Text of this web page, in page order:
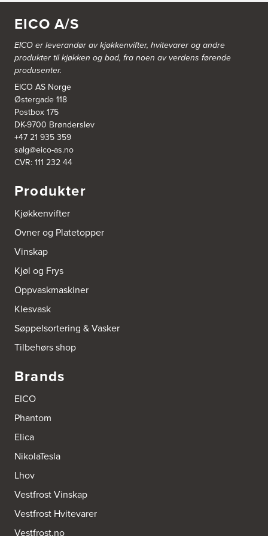
Sentrumsvn. 4
8920 Sømna
Tel.:75-009700
http://www.interiormesteren.no
Bodø Interiør
Petter Engensvei 7
Kjøkkenhuset Bodø A/S
8071 Bodø
Tel.:75522430
https://www.bodointerior.no/
Bodø Kjøkkensenter AS
Studio Sigdal Bodø
8006 Bodø
Tel.:
75-500250
Boform Kjøkken Oslo AS
Thomas Heftyes Gate 41
Tel.:95992151
Industrigata 17
3414 Lierstranda
Tel.:90878233
Postboks 213
Tel.:
Bonaparte Interiør AS
Borgenveien 66
373 Oslo
Tel.:
Borge butikk AS
Sundemoen Næringspark
Power Hokksund
EICO A/S
EICO er leverandør av kjøkkenvifter, hvitevarer og andre
produkter til kjøkken og bad, fra noen av verdens førende
produsenter.
EICO AS Norge
Østergade 118
Postbox 175
DK-9700 Brønderslev
+47 21 935 359
salg@eico-as.no
CVR: 111 232 44
Produkter
Kjøkkenvifter
Ovner og Platetopper
Vinskap
Kjøl og Frys
Oppvaskmaskiner
Klesvask
Søppelsortering & Vasker
Tilbehørs shop
Brands
EICO
Phantom
Elica
NikolaTesla
Lhov
Vestfrost Vinskap
Vestfrost Hvitevarer
Vestfrost.no